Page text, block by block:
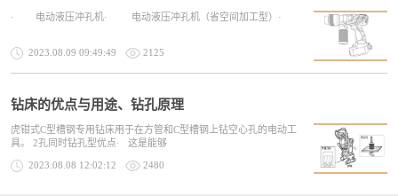
· 电动液压冲孔机· 电动液压冲孔机（省空间加工型）·
2023.08.09 09:49:49 2125
钻床的优点与用途、钻孔原理
虎钳式C型槽钢专用钻床用于在方管和C型槽钢上钻空心孔的电动工
具。 2孔同时钻孔型优点· 这是能够
2023.08.08 12:02:12 2480